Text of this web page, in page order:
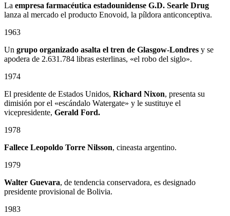
La empresa farmacéutica estadounidense G.D. Searle Drug
lanza al mercado el producto Enovoid, la píldora anticonceptiva.
1963
Un grupo organizado asalta el tren de Glasgow-Londres y se
apodera de 2.631.784 libras esterlinas, «el robo del siglo».
1974
El presidente de Estados Unidos, Richard Nixon, presenta su
dimisión por el «escándalo Watergate» y le sustituye el
vicepresidente, Gerald Ford.
1978
Fallece Leopoldo Torre Nilsson, cineasta argentino.
1979
Walter Guevara, de tendencia conservadora, es designado
presidente provisional de Bolivia.
1983